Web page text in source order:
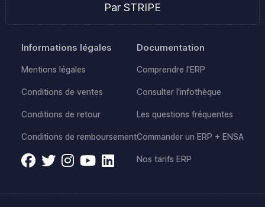
Par STRIPE
Informations légales
Mentions légales
Conditions de ventes
Conditions de retour
Conditions de remboursement
Documentation
Comprendre l'ERP
Consulter l'infothèque
Les questions fréquentes
Commander un ERP + ENSA
Nos tarifs ERP